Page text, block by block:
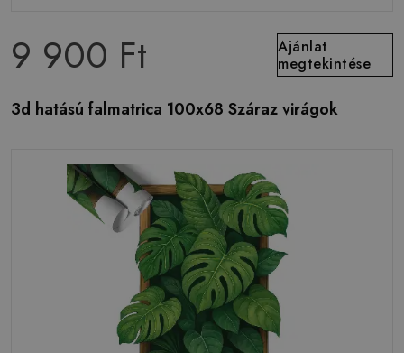
9 900 Ft
Ajánlat
megtekintése
3d hatású falmatrica 100x68 Száraz virágok